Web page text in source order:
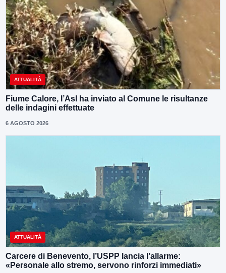
ATTUALITÀ
Fiume Calore, l’Asl ha inviato al Comune le risultanze
delle indagini effettuate
6 AGOSTO 2026
ATTUALITÀ
Carcere di Benevento, l’USPP lancia l’allarme:
«Personale allo stremo, servono rinforzi immediati»